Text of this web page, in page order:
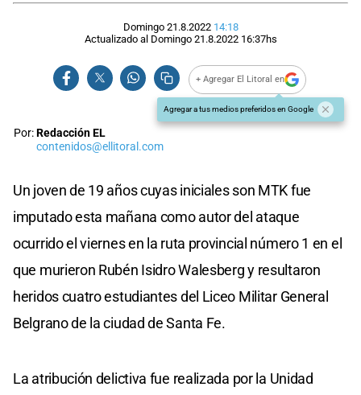
Domingo 21.8.2022 14:18
Actualizado al Domingo 21.8.2022 16:37hs
+ Agregar El Litoral en
Agregar a tus medios preferidos en Google
Por:Redacción EL
contenidos@ellitoral.com
Un joven de 19 años cuyas iniciales son MTK fue
imputado esta mañana como autor del ataque
ocurrido el viernes en la ruta provincial número 1 en el
que murieron Rubén Isidro Walesberg y resultaron
heridos cuatro estudiantes del Liceo Militar General
Belgrano de la ciudad de Santa Fe.
La atribución delictiva fue realizada por la Unidad